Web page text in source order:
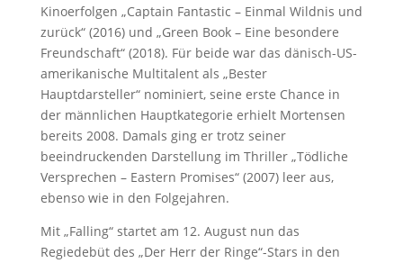
Kinoerfolgen „Captain Fantastic – Einmal Wildnis und
zurück“ (2016) und „Green Book – Eine besondere
Freundschaft“ (2018). Für beide war das dänisch-US-
amerikanische Multitalent als „Bester
Hauptdarsteller“ nominiert, seine erste Chance in
der männlichen Hauptkategorie erhielt Mortensen
bereits 2008. Damals ging er trotz seiner
beeindruckenden Darstellung im Thriller „Tödliche
Versprechen – Eastern Promises“ (2007) leer aus,
ebenso wie in den Folgejahren.
Mit „Falling“ startet am 12. August nun das
Regiedebüt des „Der Herr der Ringe“-Stars in den